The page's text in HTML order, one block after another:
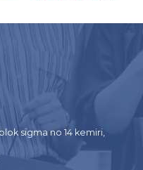
sigma no 14 kemiri,